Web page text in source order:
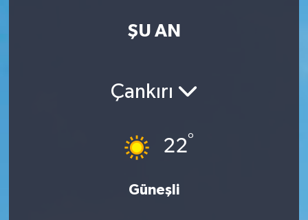
ŞU AN
Çankırı
22°
Güneşli